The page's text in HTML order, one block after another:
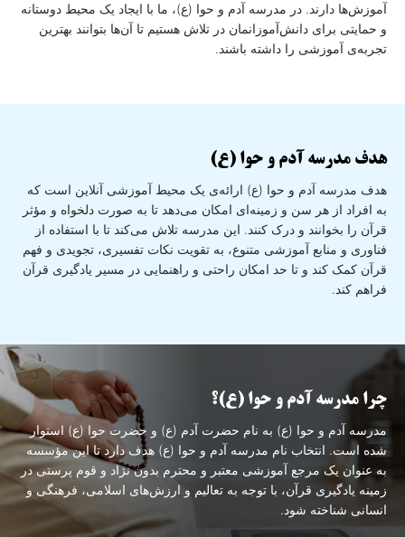
آموزش‌ها دارند. در مدرسه آدم و حوا (ع)، ما با ایجاد یک محیط دوستانه
و حمایتی برای دانش‌آموزانمان در تلاش هستیم تا آن‌ها بتوانند بهترین
تجربه‌ی آموزشی را داشته باشند.
هدف مدرسه آدم و حوا (ع)
هدف مدرسه آدم و حوا (ع) ارائه‌ی یک محیط آموزشی آنلاین است که
به افراد از هر سن و زمینه‌ای امکان می‌دهد تا به صورت دلخواه و مؤثر
قرآن را بخوانند و درک کنند. این مدرسه تلاش می‌کند تا با استفاده از
فناوری و منابع آموزشی متنوع، به تقویت نکات تفسیری، تجویدی و فهم
قرآن کمک کند و تا حد امکان راحتی و راهنمایی در مسیر یادگیری قرآن
فراهم کند.
چرا مدرسه آدم و حوا (ع)؟
مدرسه آدم و حوا (ع) به نام حضرت آدم (ع) و حضرت حوا (ع) استوار
شده است. انتخاب نام مدرسه آدم و حوا (ع) هدف دارد تا این مؤسسه
به عنوان یک مرجع آموزشی معتبر و محترم بدون نژاد و قوم پرستی در
زمینه یادگیری قرآن، با توجه به تعالیم و ارزش‌های اسلامی، فرهنگی و
انسانی شناخته شود.